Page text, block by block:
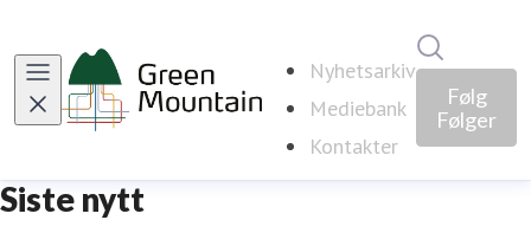
Nyhetsarkiv
Mediebank
Kontakter
Følg
Følger
Siste nytt